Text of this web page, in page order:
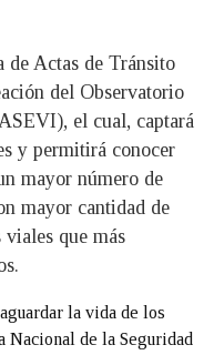
Actas de Tránsito
del Observatorio
el cual, captará
y permitirá conocer
mayor número de
mayor cantidad de
viales que más
la vida de los
Nacional de la Seguridad